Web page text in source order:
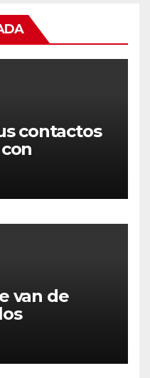
contactos
socio
de
van de
un 21%
año pasado